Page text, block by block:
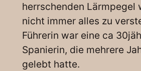
herrschenden Lärmpegel
nicht immer alles zu
Führerin war eine ca
Spanierin, die mehrere
gelebt hatte.